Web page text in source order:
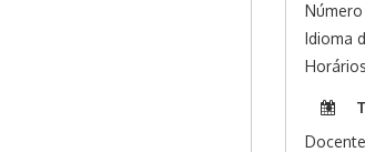
Idioma